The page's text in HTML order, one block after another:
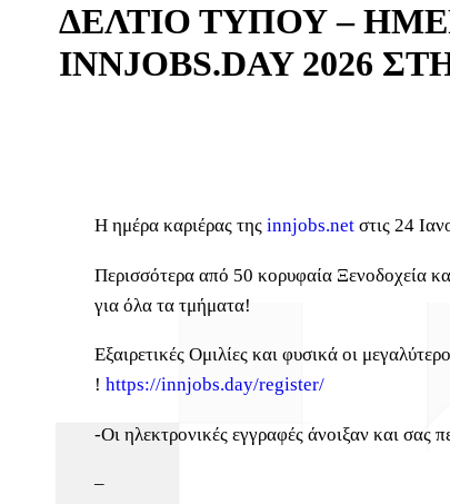
ΔΕΛΤΙΟ ΤΥΠΟΥ –
INNJOBS.DAY 2026
Η ημέρα καριέρας τηςinnjobs.net στις 24
Περισσότερα από 50 κορυφαία Ξενοδοχεία
για όλα τα τμήματα!
Εξαιρετικές Ομιλίες και φυσικά οι
!https://innjobs.day/register/
-Οι ηλεκτρονικές εγγραφές άνοιξαν και σας
–